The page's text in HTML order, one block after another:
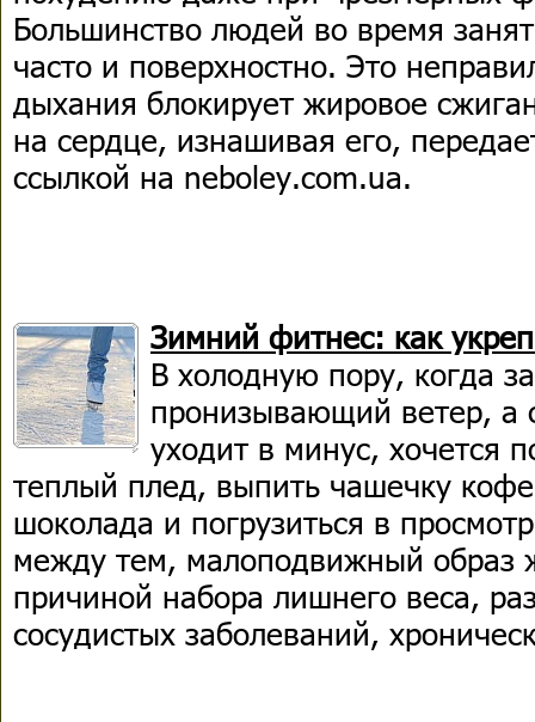
Большинство людей во время
часто и поверхностно. Это
дыхания блокирует жировое
на сердце, изнашивая его,
ссылкой на neboley.com.ua.
Зимний фитнес: как
В холодную пору, когда
пронизывающий ветер, а
уходит в минус, хочется
теплый плед, выпить чашечку
шоколада и погрузиться в
между тем, малоподвижный образ
причиной набора лишнего веса,
сосудистых заболеваний,